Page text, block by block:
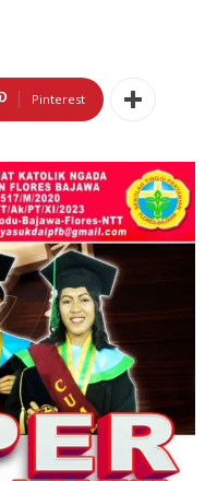
Pinterest